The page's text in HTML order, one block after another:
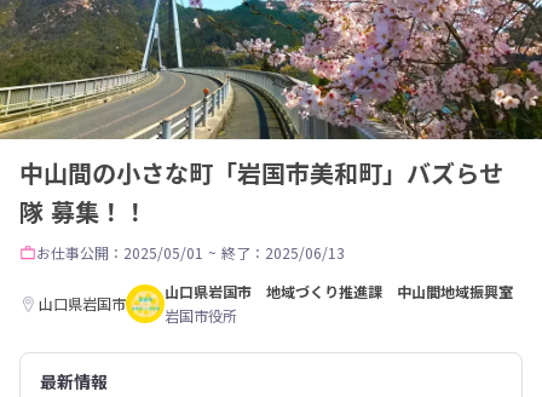
中山間の小さな町「岩国市美和町」バズらせ
隊 募集！！
お仕事公開：2025/05/01 ~ 終了：2025/06/13
山口県岩国市
山口県岩国市 地域づくり推進課 中山間地域振興室
岩国市役所
最新情報